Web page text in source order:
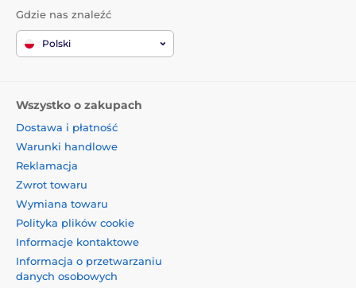
Gdzie nas znaleźć
Polski
Wszystko o zakupach
Dostawa i płatność
Warunki handlowe
Reklamacja
Zwrot towaru
Wymiana towaru
Polityka plików cookie
Informacje kontaktowe
Informacja o przetwarzaniu
danych osobowych